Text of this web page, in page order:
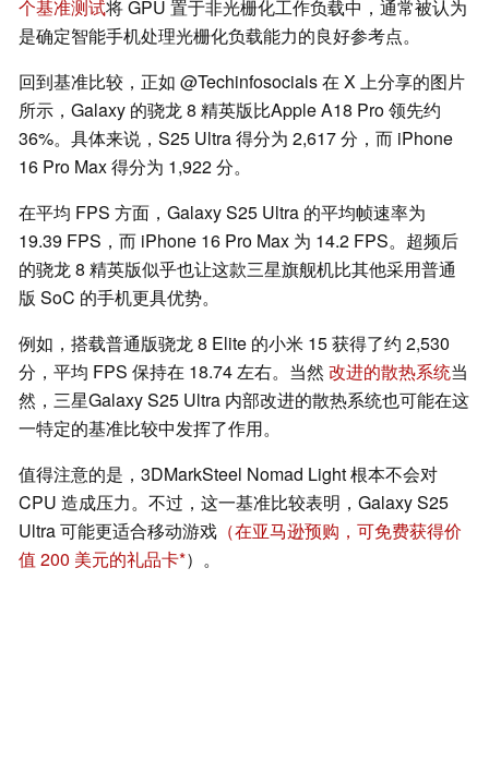
个基准测试将 GPU 置于非光栅化工作负载中，通常被认为
是确定智能手机处理光栅化负载能力的良好参考点。
回到基准比较，正如 @Techinfosocials 在 X 上分享的图片
所示，Galaxy 的骁龙 8 精英版比Apple A18 Pro 领先约
36%。具体来说，S25 Ultra 得分为 2,617 分，而 iPhone
16 Pro Max 得分为 1,922 分。
在平均 FPS 方面，Galaxy S25 Ultra 的平均帧速率为
19.39 FPS，而 iPhone 16 Pro Max 为 14.2 FPS。超频后
的骁龙 8 精英版似乎也让这款三星旗舰机比其他采用普通
版 SoC 的手机更具优势。
例如，搭载普通版骁龙 8 Elite 的小米 15 获得了约 2,530
分，平均 FPS 保持在 18.74 左右。当然 改进的散热系统当
然，三星Galaxy S25 Ultra 内部改进的散热系统也可能在这
一特定的基准比较中发挥了作用。
值得注意的是，3DMarkSteel Nomad Light 根本不会对
CPU 造成压力。不过，这一基准比较表明，Galaxy S25
Ultra 可能更适合移动游戏 （在亚马逊预购，可免费获得价
值 200 美元的礼品卡 ）。